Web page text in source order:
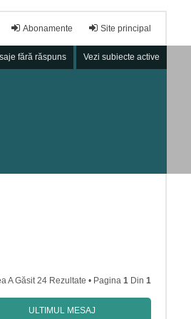
Site principal
Abonamente
fără răspuns Vezi subiecte active
A Găsit 24 Rezultate • Pagina1 Din1
ULTIMUL MESAJ